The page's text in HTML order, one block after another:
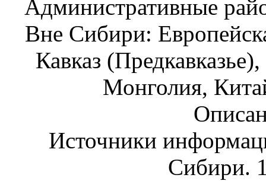
Административные
Вне Сибири:
Кавказ
Монголия,
Источники
Сибири.